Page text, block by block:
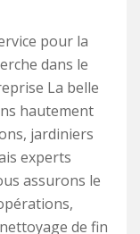
pour la
dans le
La belle
hautement
jardiniers
experts
assurons le
de fin